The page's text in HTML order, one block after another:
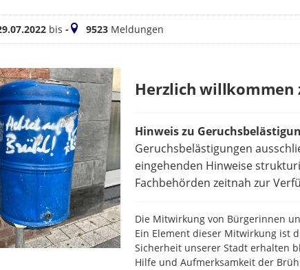
bis -Meldungen
9523Meldungen
Herzlich willkommen
Hinweis zu
Geruchsbelästigungen
eingehenden Hinweise
Fachbehörden zeitnah zur
Die Mitwirkung von Bürgerinnen
Ein Element dieser Mitwirkung ist
Sicherheit unserer Stadt erhalten
Hilfe und Aufmerksamkeit der